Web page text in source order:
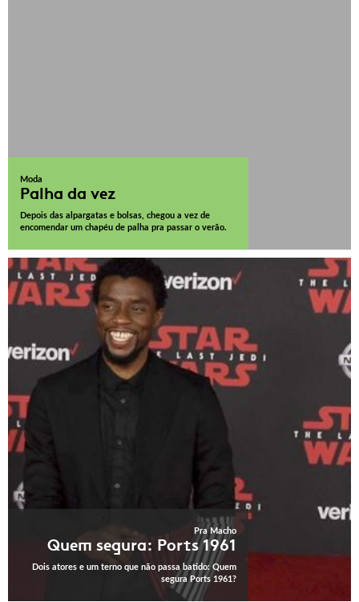
Moda
Palha da vez
Depois das alpargatas e bolsas, chegou a vez de
encomendar um chapéu de palha pra passar o verão.
Pra Macho
Quem segura: Ports 1961
Dois atores e um terno que não passa batido: Quem
segura Ports 1961?